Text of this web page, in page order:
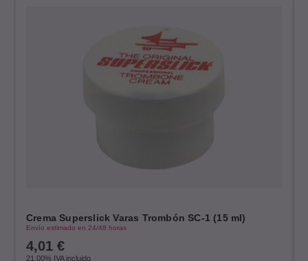
Crema Superslick Varas Trombón SC-1 (15 ml)
Envío estimado en 24/48 horas
4,01 €
21.00% IVA incluido